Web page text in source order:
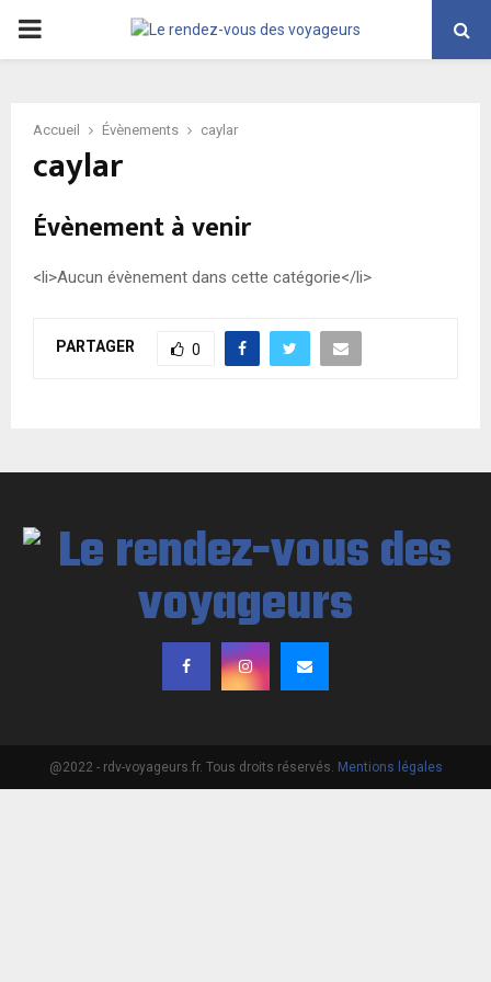
PRIMARY
Accueil Évènements caylar
caylar
Évènement à venir
<li>Aucun évènement dans cette catégorie</li>
PARTAGER 0
@2022 - rdv-voyageurs.fr. Tous droits réservés. Mentions légales